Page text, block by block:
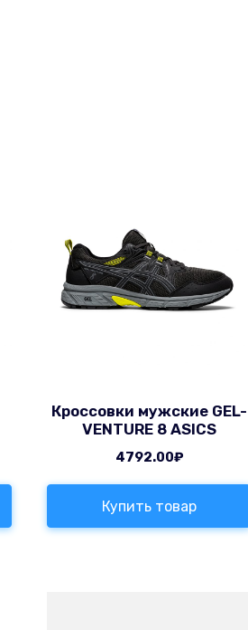
Кроссовки мужские GEL-
VENTURE 8 ASICS
4792.00₽
Купить товар